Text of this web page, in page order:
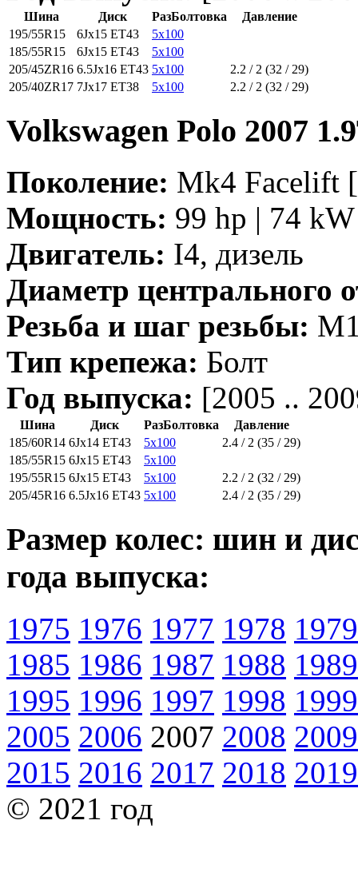
Шина Диск РазБолтовка
Давление
195/55R15
6Jx15 ET43
5x100
185/55R15
6Jx15 ET43
5x100
205/45ZR16 6.5Jx16 ET43 5x100
2.2 / 2 (32 / 29)
205/40ZR17 7Jx17 ET38 5x100 2.2 / 2 (32 / 29)
Volkswagen Polo 2007
Поколение: Mk4 Facelift
Мощность: 99 hp | 74
Двигатель: I4, дизель
Диаметр центрального
Резьба и шаг резьбы:
Тип крепежа: Болт
Год выпуска: [2005 ..
Шина Диск РазБолтовка
Давление
185/60R14 6Jx14 ET43 5x100
2.4 / 2 (35 / 29)
185/55R15 6Jx15 ET43
5x100
195/55R15 6Jx15 ET43 5x100
2.2 / 2 (32 / 29)
205/45R16 6.5Jx16 ET43 5x100 2.4 / 2 (35 / 29)
Размер колес: шин и
года выпуска:
1975 1976 1977 1978 1979
1985 1986 1987 1988 1989
1995 1996 1997 1998 1999
2005 2006 2007 2008 2009
2015 2016 2017 2018 2019
© 2021 год